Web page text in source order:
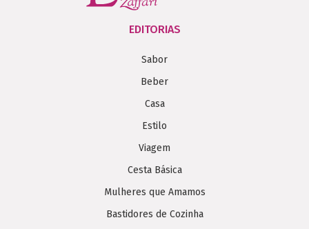
EDITORIAS
Sabor
Beber
Casa
Estilo
Viagem
Cesta Básica
Mulheres que Amamos
Bastidores de Cozinha